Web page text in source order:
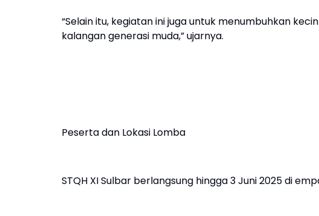
“Selain itu, kegiatan ini juga untuk menumbuhkan
kalangan generasi muda,” ujarnya.
Peserta dan Lokasi Lomba
STQH XI Sulbar berlangsung hingga 3 Juni 2025 di